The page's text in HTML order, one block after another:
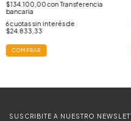
$134.100,00con Transferencia
bancaria
6cuotas sin interés de
$24.833,33
COMPRAR
SUSCRIBITE A NUESTRO